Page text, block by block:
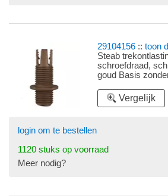
29104156 ::toon
Steab
schroefdraad,
goud Basis
Vergelijk
login om te bestellen
1120 stuks op voorraad
Meer nodig?